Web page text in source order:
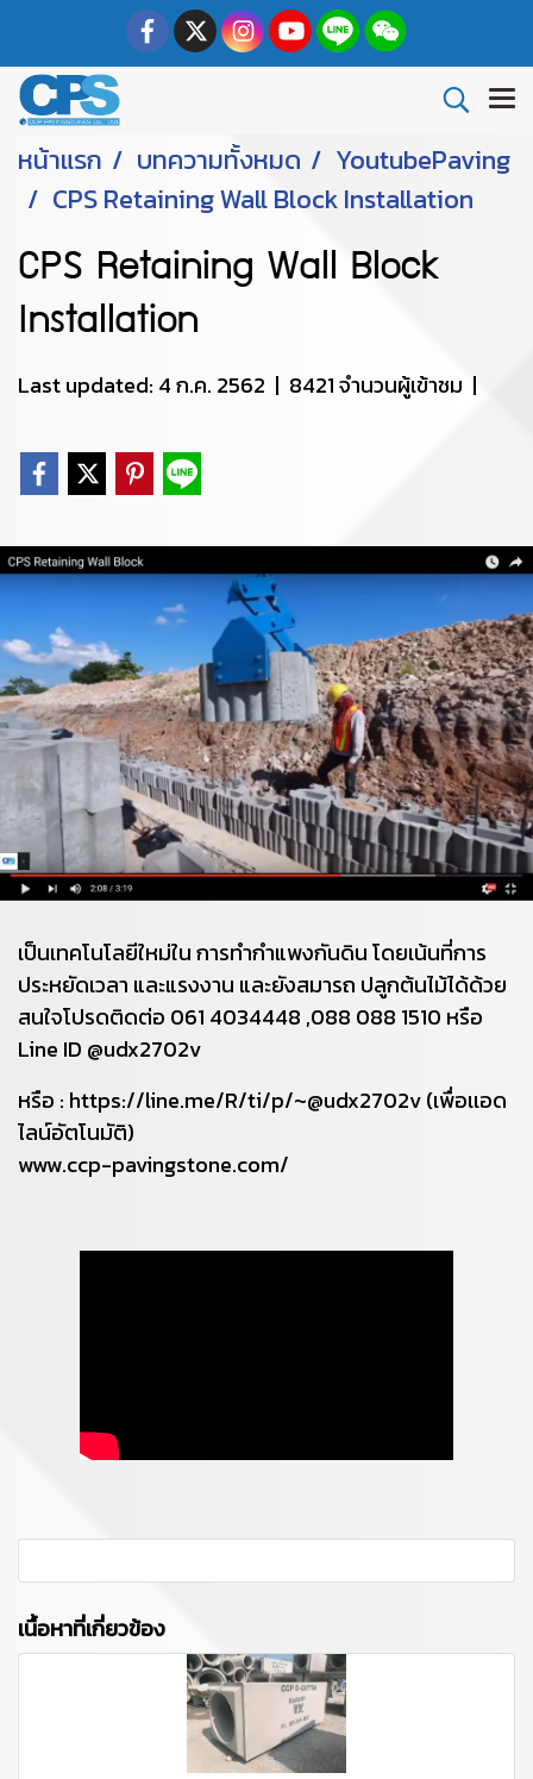
หน้าแรก บทความทั้งหมด
YoutubePaving
CPS Retaining Wall Block Installation
CPS Retaining Wall Block
Installation
Last updated: 4 ก.ค. 2562 | 8421 จำนวนผู้เข้าชม |
เป็นเทคโนโลยีใหม่ใน การทำกำแพงกันดิน โดยเน้นที่การ
ประหยัดเวลา และแรงงาน และยังสมารถ ปลูกต้นไม้ได้ด้วย
สนใจโปรดติดต่อ 061 4034448 ,088 088 1510 หรือ
Line ID @udx2702v
หรือ : https://line.me/R/ti/p/~@udx2702v (เพื่อเเอด
ไลน์อัตโนมัติ)
www.ccp-pavingstone.com/
เนื้อหาที่เกี่ยวข้อง